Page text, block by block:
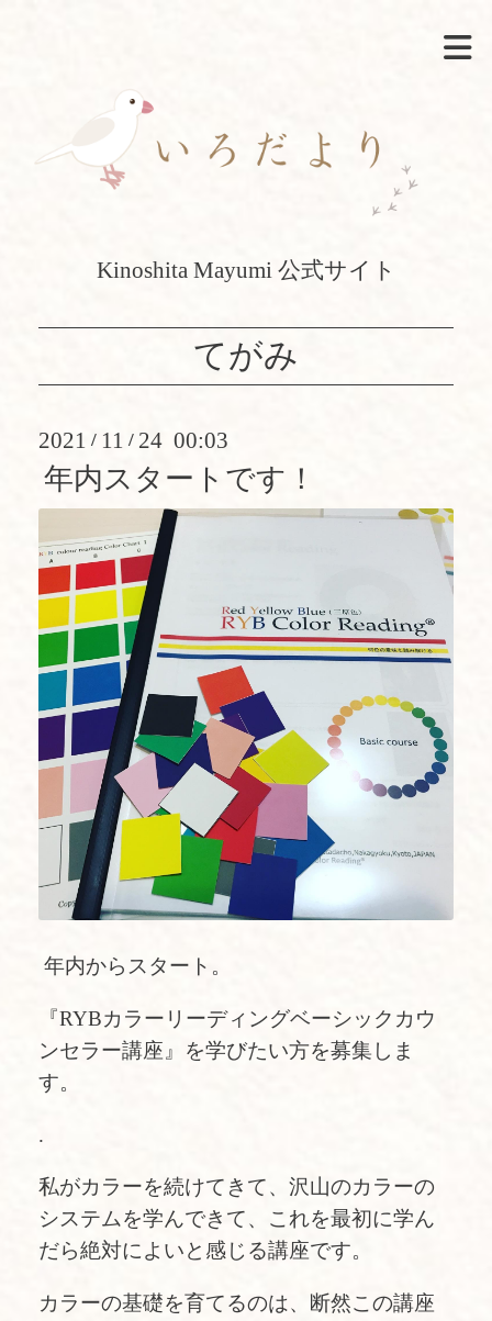
Kinoshita Mayumi 公式サイト
てがみ
2021 / 11 / 24 00:03
年内スタートです！
年内からスタート。
『RYBカラーリーディングベーシックカウ
ンセラー講座』を学びたい方を募集しま
す。
.
私がカラーを続けてきて、沢山のカラーの
システムを学んできて、これを最初に学ん
だら絶対によいと感じる講座です。
カラーの基礎を育てるのは、断然この講座